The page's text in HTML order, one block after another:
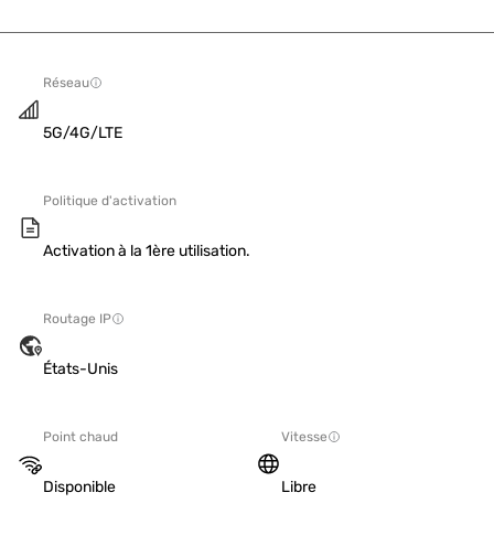
Réseau
5G/4G/LTE
Politique d'activation
Activation à la 1ère utilisation.
Routage IP
États-Unis
Point chaud
Disponible
Vitesse
Libre